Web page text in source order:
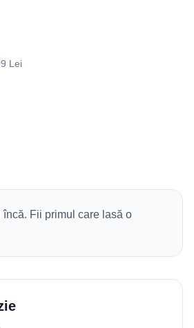
Lei
încă. Fii primul care lasă o